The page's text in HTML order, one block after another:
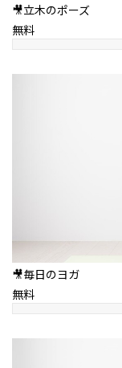
🎥立木のポーズ
無料
🎥毎日のヨガ
無料